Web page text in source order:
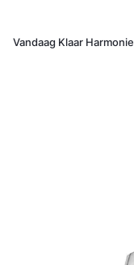
Vandaag Klaar Harmonie